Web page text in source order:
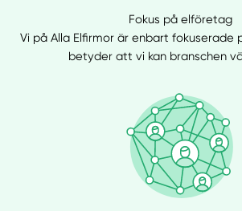
Fokus på elföretag
Vi på Alla Elfirmor är enbart fokuserade
betyder att vi kan branschen